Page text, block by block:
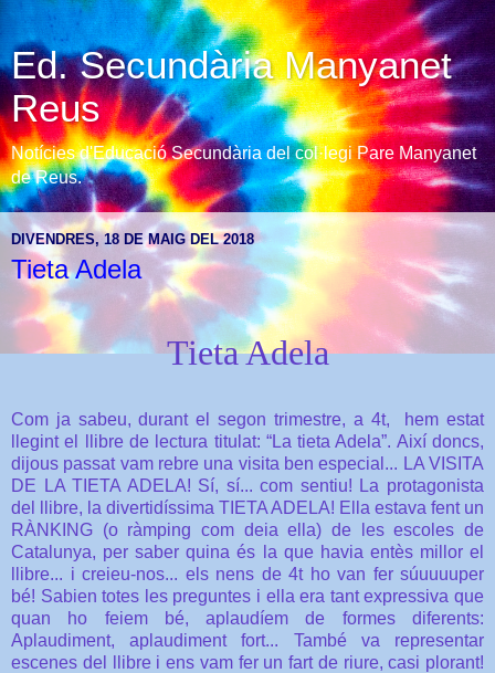
Ed. Secundària Manyanet
Reus
Notícies d'Educació Secundària del col·legi Pare Manyanet
de Reus.
DIVENDRES, 18 DE MAIG DEL 2018
Tieta Adela
Tieta Adela
Com ja sabeu, durant el segon trimestre, a 4t,
hem estat
llegint el llibre de lectura titulat: “La tieta Adela”. Així doncs,
dijous passat vam rebre una visita ben especial... LA VISITA
DE LA TIETA ADELA! Sí, sí... com sentiu! La protagonista
del llibre, la divertidíssima TIETA ADELA! Ella estava fent un
RÀNKING (o ràmping com deia ella) de les escoles de
Catalunya, per saber quina és la que havia entès millor el
llibre... i creieu-nos... els nens de 4t ho van fer súuuuuper
bé! Sabien totes les preguntes i ella era tant expressiva que
quan ho feiem bé, aplaudíem de formes diferents:
Aplaudiment, aplaudiment fort... També va representar
escenes del llibre i ens vam fer un fart de riure, casi plorant!